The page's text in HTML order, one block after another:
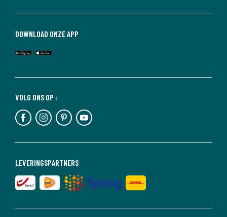
LEVERINGSPARTNERS
VOLG ONS OP :
DOWNLOAD ONZE APP